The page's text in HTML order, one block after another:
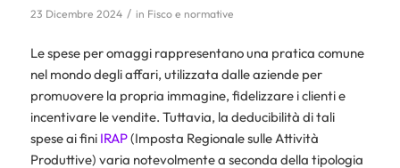
23 Dicembre 2024 / in Fisco e normative
Le spese per omaggi rappresentano una pratica comune
nel mondo degli affari, utilizzata dalle aziende per
promuovere la propria immagine, fidelizzare i clienti e
incentivare le vendite. Tuttavia, la deducibilità di tali
spese ai fini IRAP(Imposta Regionale sulle Attività
Produttive) varia notevolmente a seconda della tipologia